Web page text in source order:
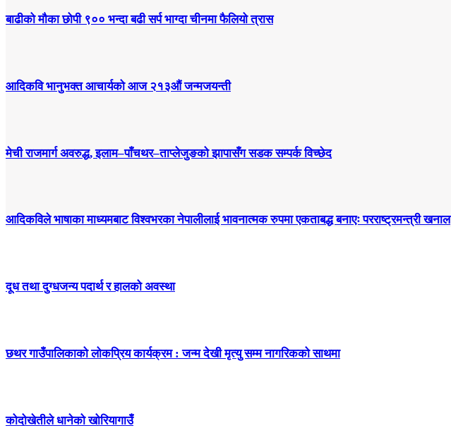
बाढीको मौका छोपी ९०० भन्दा बढी सर्प भाग्दा चीनमा फैलियो त्रास
आदिकवि भानुभक्त आचार्यको आज २१३औं जन्मजयन्ती
मेची राजमार्ग अवरुद्ध, इलाम–पाँचथर–ताप्लेजुङको झापासँग सडक सम्पर्क विच्छेद
आदिकविले भाषाका माध्यमबाट विश्वभरका नेपालीलाई भावनात्मक रुपमा एकताबद्ध बनाएः परराष्ट्रमन्त्री खनाल
दूध तथा दुग्धजन्य पदार्थ र हालको अवस्था
छथर गाउँपालिकाको लोकप्रिय कार्यक्रम : जन्म देखी मृत्यु सम्म नागरिकको साथमा
कोदोखेतीले धानेको खोरियागाउँ